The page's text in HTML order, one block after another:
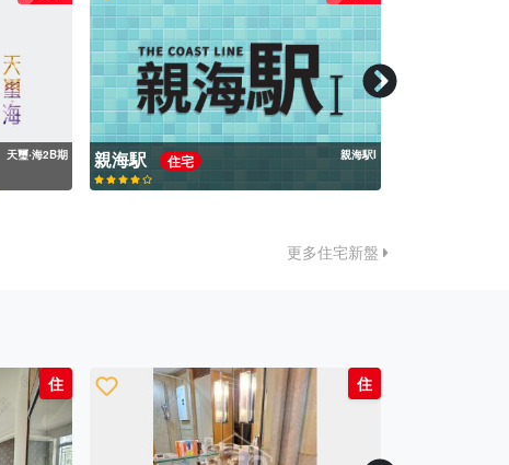
天璽‧海2B期 親海駅 住宅 親海駅I
更多住宅新盤
住 住